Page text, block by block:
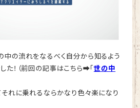
中の流れをなるべく自分から知るよう
た！（前回の記事はこちら➡️「世の中
れに乗れるならかなり色々楽になり